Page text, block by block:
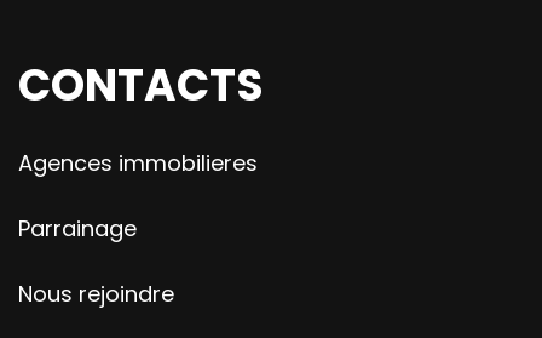
CONTACTS
Agences immobilieres
Parrainage
Nous rejoindre